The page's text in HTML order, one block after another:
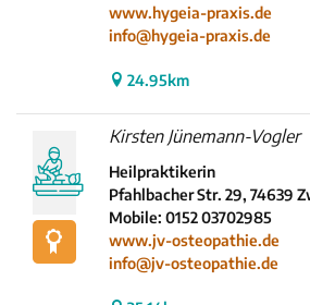
www.hygeia-praxis.de
info@hygeia-praxis.de
24.95km
Kirsten Jünemann-Vogler
Heilpraktikerin
Pfahlbacher Str. 29, 74639
Mobile: 0152 03702985
www.jv-osteopathie.de
info@jv-osteopathie.de